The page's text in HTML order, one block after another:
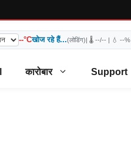
--°Cखोज रहे हैं...(लोडिंग)| 🌡️ --/-- | 💧 --%
कारोबार Support